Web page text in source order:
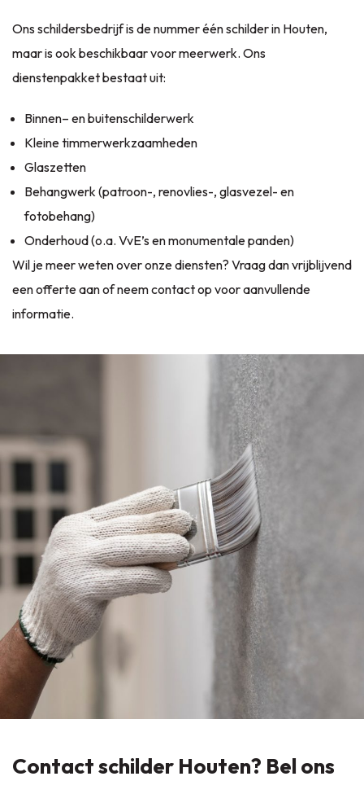
Ons schildersbedrijf is de nummer één schilder in Houten,
maar is ook beschikbaar voor meerwerk. Ons
dienstenpakket bestaat uit:
Binnen– enbuitenschilderwerk
Kleinetimmerwerkzaamheden
Glaszetten
Behangwerk(patroon-, renovlies-, glasvezel- en
fotobehang)
Onderhoud(o.a. VvE’s en monumentale panden)
Wil je meer weten over onze diensten? Vraag dan vrijblijvend
een offerte aan of neem contact op voor aanvullende
informatie.
Contact schilder Houten? Bel ons